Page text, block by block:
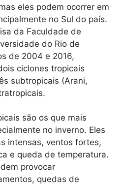
eles podem ocorrer em
no Sul do país.
da Faculdade de
do Rio de
de 2004 e 2016,
ciclones tropicais
subtropicais (Arani,
são os que mais
no inverno. Eles
intensas, ventos fortes,
e queda de temperatura.
provocar
quedas de